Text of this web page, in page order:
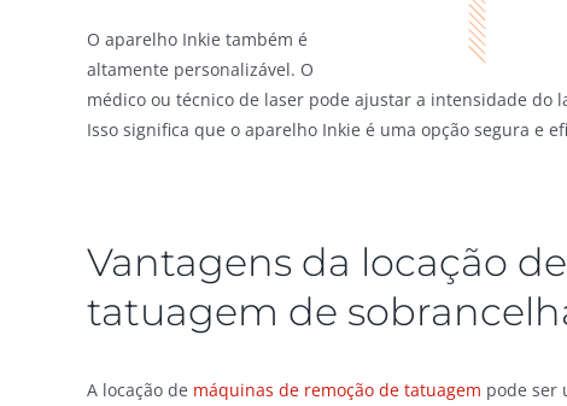
O aparelho Inkie também é
altamente personalizável. O
médico ou técnico de laser pode ajustar a intensidade do
Isso significa que o aparelho Inkie é uma opção segura e
Vantagens da locação
tatuagem de
A locação de máquinas de remoção de tatuagem pode ser